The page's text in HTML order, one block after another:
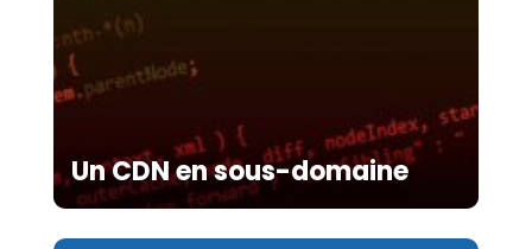
Un CDN en sous-domaine